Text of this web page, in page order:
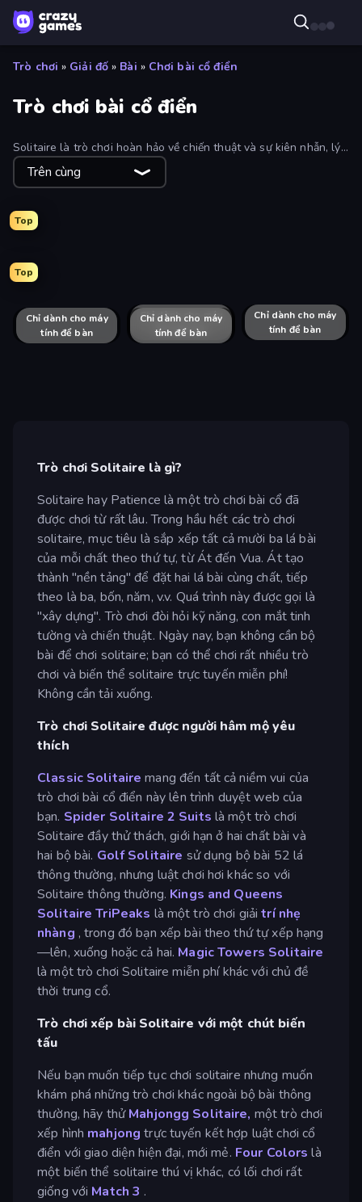
Trò chơi » Giải đố » Bài » Chơi bài cổ điển
Trò chơi bài cổ điển
Solitaire là trò chơi hoàn hảo về chiến thuật và sự kiên nhẫn, lý
tưởng cho những lúc đi làm vào sáng sớm hoặc thư giãn cuối
ngày. Chơi miễn phí và giải trí!
Trên cùng
Top
Top
Social Solitaire Daily Solitaire Challenge
Solitaire: The Great Journey Algerian Solitaire Solitaire Reverse
Emerland Solitaire Endless Journey Emily's Hotel Solitaire Golf Solitaire
Tri Peaks Social Merge Royal Spooky Tripeaks
Classic Solitaire
Chỉ dành cho máy
tính để bàn
Pyramid Solitaire Ancient Egypt
Chỉ dành cho máy
tính để bàn
Solitaire Crime Stories
Chỉ dành cho máy
tính để bàn
Emerland Solitaire Card Game
Chỉ dành cho máy
tính để bàn
Solitaire TriPeaks
Trò chơi Solitaire là gì?
Solitaire hay Patience là một trò chơi bài cổ đã
được chơi từ rất lâu. Trong hầu hết các trò chơi
solitaire, mục tiêu là sắp xếp tất cả mười ba lá bài
của mỗi chất theo thứ tự, từ Át đến Vua. Át tạo
thành "nền tảng" để đặt hai lá bài cùng chất, tiếp
theo là ba, bốn, năm, v.v. Quá trình này được gọi là
"xây dựng". Trò chơi đòi hỏi kỹ năng, con mắt tinh
tường và chiến thuật. Ngày nay, bạn không cần bộ
bài để chơi solitaire; bạn có thể chơi rất nhiều trò
chơi và biến thể solitaire trực tuyến miễn phí!
Không cần tải xuống.
Trò chơi Solitaire được người hâm mộ yêu
thích
Classic Solitaire mang đến tất cả niềm vui của
trò chơi bài cổ điển này lên trình duyệt web của
bạn. Spider Solitaire 2 Suits là một trò chơi
Solitaire đầy thử thách, giới hạn ở hai chất bài và
hai bộ bài. Golf Solitaire sử dụng bộ bài 52 lá
thông thường, nhưng luật chơi hơi khác so với
Solitaire thông thường. Kings and Queens
Solitaire TriPeaks là một trò chơi giảitrí nhẹ
nhàng , trong đó bạn xếp bài theo thứ tự xếp hạng
—lên, xuống hoặc cả hai. Magic Towers Solitaire
là một trò chơi Solitaire miễn phí khác với chủ đề
thời trung cổ.
Trò chơi xếp bài Solitaire với một chút biến
tấu
Nếu bạn muốn tiếp tục chơi solitaire nhưng muốn
khám phá những trò chơi khác ngoài bộ bài thông
thường, hãy thửMahjongg Solitaire, một trò chơi
xếp hình mahjong trực tuyến kết hợp luật chơi cổ
điển với giao diện hiện đại, mới mẻ. Four Colors là
một biến thể solitaire thú vị khác, có lối chơi rất
giống với Match 3 .